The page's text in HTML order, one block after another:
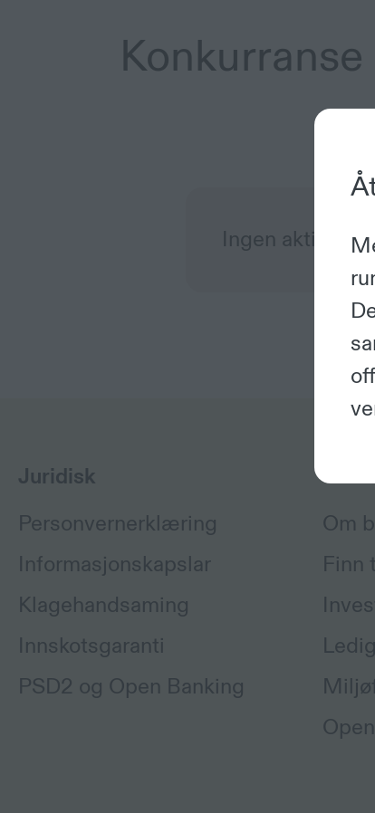
Konkurranse
Ingen aktiv
Juridisk
Personvernerklæring
Informasjonskapslar
Klagehandsaming
Innskotsgaranti
PSD2 og Open Banking
Om
Om
Finn